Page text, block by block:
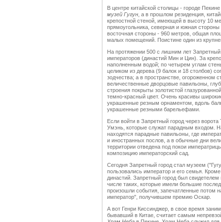
В центре китайской столицы - городе
музей Гугун , а в прошлом резиденция,
крепостной стеной, имеющей в высоту 10
прямоугольника, северная и южная
восточная стороны - 960 метров, общая
малых помещений. Поистине один из
На протяжении 500 с лишним лет
императоров (династий Мин и Цин). За
наполненным водой; по четырем углам
целиком из дерева (9 балок и 18 столбов)
зодчества; а в пространстве, огороженном
величественные дворцовые павильоны,
строения покрыты золотистой
темно-красный цвет. Очень красивы
украшенные резным орнаментом, вдоль
украшенные резными барельефами.
Если войти в Запретный город через
Умэнь, которые служат парадным входом.
находятся парадные павильоны, где
и иностранных послов, а в обычные дни
территории отведена под покои
композицию императорский сад.
Сегодня Запретный город стал музеем
пользовались император и его семья.
династий. Запретный город был
числе таких, которые имели большие
произошли события, запечатленные потом
император", получившем премию Оскар.
А вот Генри Киссинджер, в свое время
бывавший в Китае, считает самым